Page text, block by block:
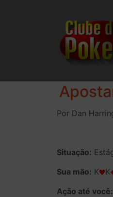
Por Dan
Situação:
Sua mão: K
K
Ação até você: